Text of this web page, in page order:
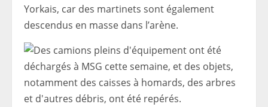
Yorkais, car des martinets sont également
descendus en masse dans l’arène.